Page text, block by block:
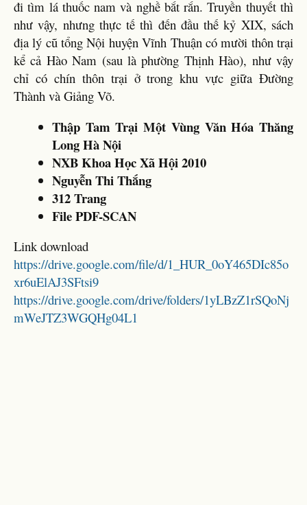
đi tìm lá thuốc nam và nghề bắt rắn. Truyền thuyết thì
như vậy, nhưng thực tế thì đến đầu thế kỷ XIX, sách
địa lý cũ tổng Nội huyện Vĩnh Thuận có mười thôn trại
kể cả Hào Nam (sau là phường Thịnh Hào), như vậy
chỉ có chín thôn trại ở trong khu vực giữa Đường
Thành và Giảng Võ.
Thập Tam Trại Một Vùng Văn Hóa Thăng
Long Hà Nội
NXB Khoa Học Xã Hội 2010
Nguyễn Thi Thắng
312 Trang
File PDF-SCAN
Link download
https://drive.google.com/file/d/1_HUR_0oY465DIc85o
xr6uElAJ3SFtsi9
https://drive.google.com/drive/folders/1yLBzZ1rSQoNj
mWeJTZ3WGQHg04L1